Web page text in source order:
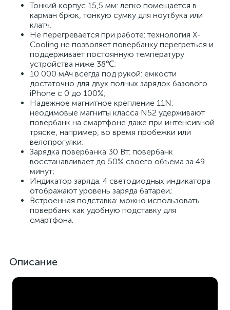
Тонкий корпус 15,5 мм: легко помещается в
карман брюк, тонкую сумку для ноутбука или
клатч;
Не перегревается при работе: технология X-
Cooling не позволяет повербанку перегреться и
поддерживает постоянную температуру
устройства ниже 38℃;
10 000 мАч всегда под рукой: емкости
достаточно для двух полных зарядок базового
iPhone с 0 до 100%;
Надежное магнитное крепление 11N:
неодимовые магниты класса N52 удерживают
повербанк на смартфоне даже при интенсивной
тряске, например, во время пробежки или
велопрогулки;
Зарядка повербанка 30 Вт: повербанк
восстанавливает до 50% своего объема за 49
минут;
Индикатор заряда: 4 светодиодных индикатора
отображают уровень заряда батареи;
Встроенная подставка: можно использовать
повербанк как удобную подставку для
смартфона.
Описание